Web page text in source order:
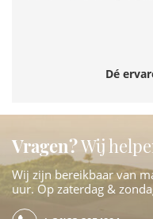
Dé
Vragen?Wij
Wij zijn bereikbaar van
uur. Op zaterdag &